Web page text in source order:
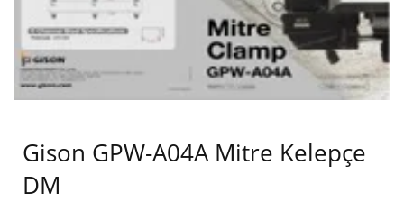
Gison GPW-A04A Mitre Kelepçe
DM